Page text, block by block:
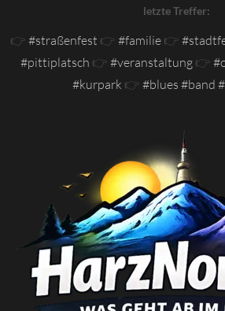
letzte Treffer:
👉 #straßenfest 👉 #familie 👉
#pittiplatsch 👉 #veranstaltung👉
#kurpark 👉 #blues #band